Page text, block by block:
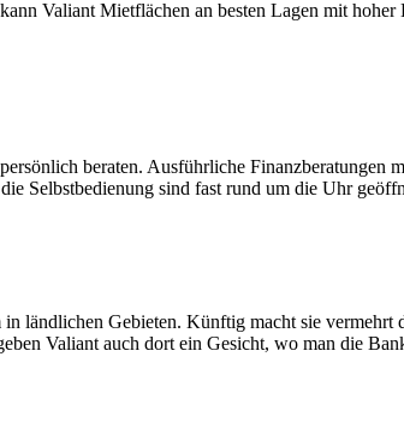
Valiant Mietflächen an besten Lagen mit
beraten. Ausführliche Finanzberatungen
Selbstbedienung sind fast rund um die Uhr
ländlichen Gebieten. Künftig macht sie vermehrt
Valiant auch dort ein Gesicht, wo man die